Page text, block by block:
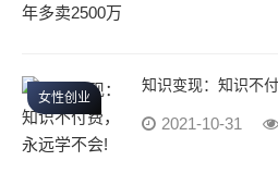
女性创业
知识变现：知识不
2021-10-31